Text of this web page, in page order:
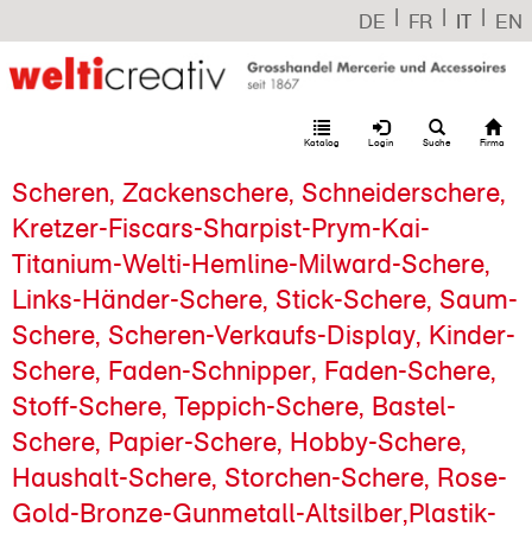
DE | FR | IT | EN
Firma
Suche
Login
Katalog
Scheren, Zackenschere, Schneiderschere,
Kretzer-Fiscars-Sharpist-Prym-Kai-
Titanium-Welti-Hemline-Milward-Schere,
Links-Händer-Schere, Stick-Schere, Saum-
Schere, Scheren-Verkaufs-Display, Kinder-
Schere, Faden-Schnipper, Faden-Schere,
Stoff-Schere, Teppich-Schere, Bastel-
Schere, Papier-Schere, Hobby-Schere,
Haushalt-Schere, Storchen-Schere, Rose-
Gold-Bronze-Gunmetall-Altsilber,Plastik-